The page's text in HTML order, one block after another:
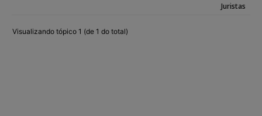
Juristas
Visualizando tópico 1 (de 1 do total)